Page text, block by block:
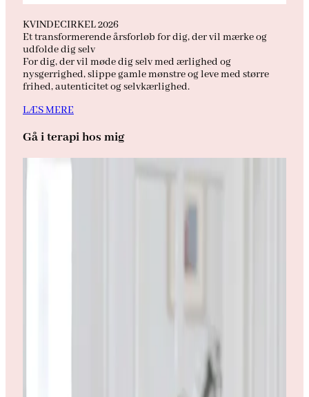
KVINDECIRKEL 2026
Et transformerende årsforløb for dig, der vil mærke og
udfolde dig selv
For dig, der vil møde dig selv med ærlighed og
nysgerrighed, slippe gamle mønstre og leve med større
frihed, autenticitet og selvkærlighed.
LÆS MERE
Gå i terapi hos mig